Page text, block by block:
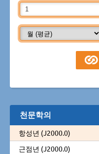
천문학의
항성년 (J2000.0)
근점년 (J2000.0)